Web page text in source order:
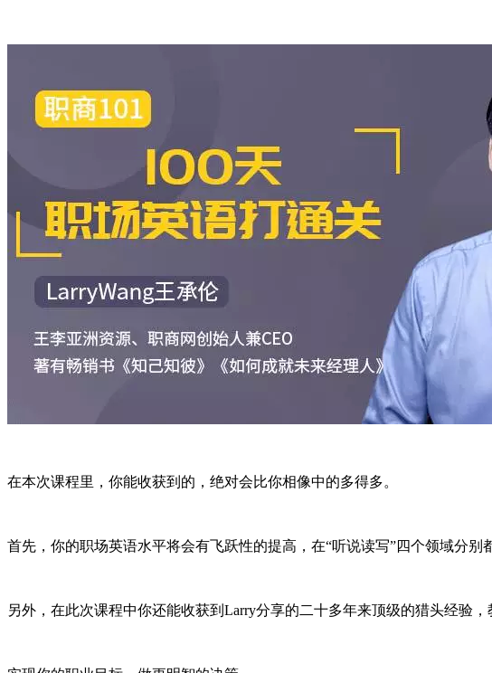
在本次课程里，你能收获到的，绝对会比你相像中的多得多。
首先，你的职场英语水平将会有飞跃性的提高，在“听说读写”四个领域分
另外，在此次课程中你还能收获到Larry分享的二十多年来顶级的猎头经验